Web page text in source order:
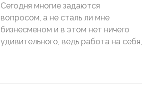
Сегодня многие задаются
вопросом, а не сталь ли мне
бизнесменом и в этом нет ничего
удивительного, ведь работа на себя,